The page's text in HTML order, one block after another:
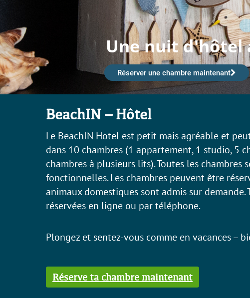
Une nuit d'hôtel
Réserver une chambre maintenant
BeachIN – Hôtel
Le BeachIN Hotel est petit mais agréable et
dans 10 chambres (1 appartement, 1 studio, 5
chambres à plusieurs lits). Toutes les
fonctionnelles. Les chambres peuvent être
animaux domestiques sont admis sur
réservées en ligne ou par téléphone.
Plongez et sentez-vous comme en vacances –
Réserve ta chambre maintenant